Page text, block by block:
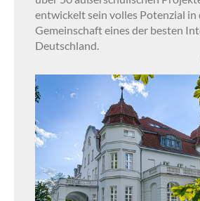
entwickelt sein volles Potenzial in
Gemeinschaft eines der besten
Deutschland.